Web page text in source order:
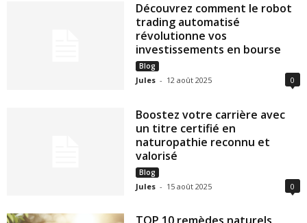
Découvrez comment le robot
trading automatisé
révolutionne vos
investissements en bourse
Blog
Jules - 12 août 2025 0
Boostez votre carrière avec
un titre certifié en
naturopathie reconnu et
valorisé
Blog
Jules - 15 août 2025 0